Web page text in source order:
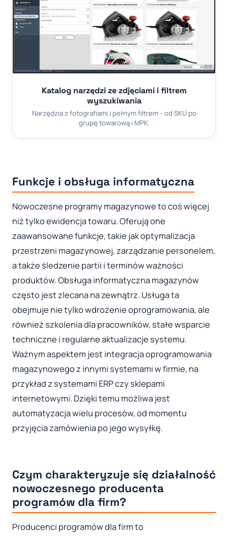
Katalog narzędzi ze zdjęciami i filtrem
wyszukiwania
Narzędzia z fotografiami i pełnym filtrem - od SKU po
grupę towarową i MPK.
Funkcje i obsługa informatyczna
Nowoczesne programy magazynowe to coś więcej
niż tylko ewidencja towaru. Oferują one
zaawansowane funkcje, takie jak optymalizacja
przestrzeni magazynowej, zarządzanie personelem,
a także śledzenie partii i terminów ważności
produktów. Obsługa informatyczna magazynów
często jest zlecana na zewnątrz. Usługa ta
obejmuje nie tylko wdrożenie oprogramowania, ale
również szkolenia dla pracowników, stałe wsparcie
techniczne i regularne aktualizacje systemu.
Ważnym aspektem jest integracja oprogramowania
magazynowego z innymi systemami w firmie, na
przykład z systemami ERP czy sklepami
internetowymi. Dzięki temu możliwa jest
automatyzacja wielu procesów, od momentu
przyjęcia zamówienia po jego wysyłkę.
Czym charakteryzuje się działalność
nowoczesnego producenta
programów dla firm?
Producenci programów dla firm to